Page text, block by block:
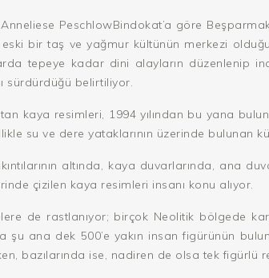
Anneliese PeschlowBindokat’a göre
bir taş ve yağmur kültünün merkezi
tepeye kadar dini alayların düzenlenip
sürdürdüğü belirtiliyor.
kaya resimleri, 1994 yılından bu yana
su ve dere yataklarının üzerinde bulunan
altında, kaya duvarlarında, ana
çizilen kaya resimleri insanı konu alıyor.
de rastlanıyor; birçok Neolitik bölgede
şu ana dek 500’e yakın insan figürünün
bazılarında ise, nadiren de olsa tek figürlü